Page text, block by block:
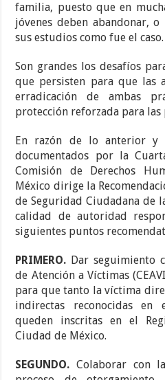
familia, puesto que en
jóvenes deben abandonar,
sus estudios como fue el caso.
Son grandes los desafíos
que persisten para que las
erradicación de ambas
protección reforzada para las
En razón de lo anterior y
documentados por la
Comisión de Derechos
México dirige la
de Seguridad Ciudadana de
calidad de autoridad
siguientes puntos
PRIMERO. Dar seguimiento
de Atención a Víctimas
para que tanto la víctima
indirectas reconocidas en
queden inscritas en el
Ciudad de México.
SEGUNDO. Colaborar con